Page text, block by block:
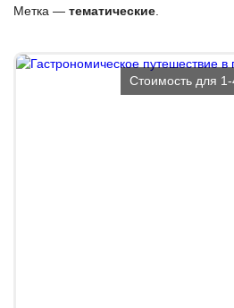
Метка — тематические
Стоимость для 1-